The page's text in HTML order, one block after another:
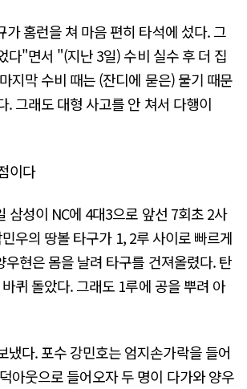
가 홈런을 쳐 마음 편히 타석에 섰다. 그
다"면서 "(지난 3일) 수비 실수 후 더 집
지막 수비 때는 (잔디에 묻은) 물기 때문
. 그래도 대형 사고를 안 쳐서 다행이
이다
삼성이 NC에 4대3으로 앞선 7회초 2사
우의 땅볼 타구가 1, 2루 사이로 빠르게
우현은 몸을 날려 타구를 건져올렸다. 탄
퀴 돌았다. 그래도 1루에 공을 뿌려 아
냈다. 포수 강민호는 엄지손가락을 들어
아웃으로 들어오자 두 명이 다가와 양우